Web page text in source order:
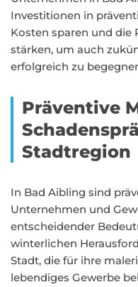
Investitionen in
Kosten sparen und die
stärken, um auch
erfolgreich zu
Präventive
Stadtregion
In Bad Aibling sind
Unternehmen und
entscheidender
winterlichen
Stadt, die für ihre
lebendiges Gewerbe